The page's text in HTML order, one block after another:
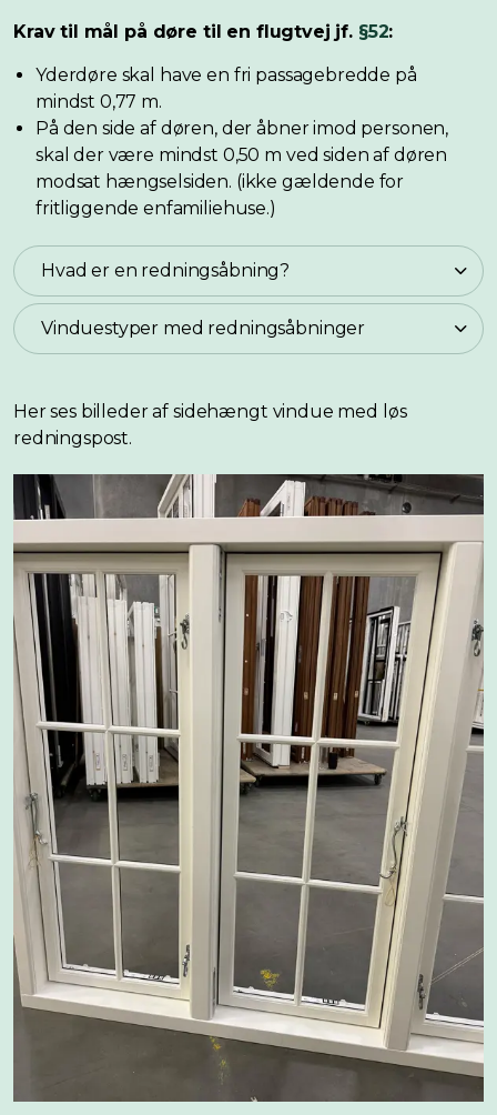
Krav til mål på døre til en flugtvej jf. §52:
Yderdøre skal have en fri passagebredde på
mindst 0,77 m.
På den side af døren, der åbner imod personen,
skal der være mindst 0,50 m ved siden af døren
modsat hængselsiden. (ikke gældende for
fritliggende enfamiliehuse.)
Hvad er en redningsåbning?
Vinduestyper med redningsåbninger
Her ses billeder af sidehængt vindue med løs
redningspost.